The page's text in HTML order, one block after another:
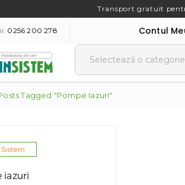
Transport gratuit
0256 200 278 Contul
Tagged "Pompe Iazuri"
iazuri